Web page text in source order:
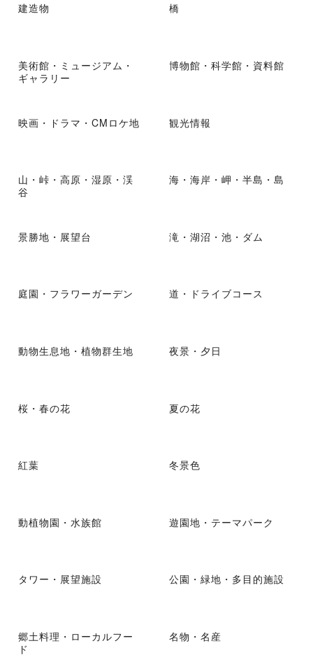
建造物 橋
美術館・ミュージアム・
ギャラリー
博物館・科学館・資料館
映画・ドラマ・CMロケ地 観光情報
山・峠・高原・湿原・渓
谷
海・海岸・岬・半島・島
景勝地・展望台 滝・湖沼・池・ダム
庭園・フラワーガーデン 道・ドライブコース
動物生息地・植物群生地 夜景・夕日
桜・春の花 夏の花
紅葉 冬景色
動植物園・水族館 遊園地・テーマパーク
タワー・展望施設 公園・緑地・多目的施設
郷土料理・ローカルフー
ド
名物・名産